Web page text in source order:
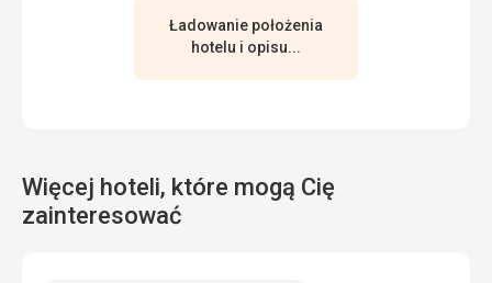
Ładowanie położenia
hotelu i opisu...
Więcej hoteli, które mogą Cię
zainteresować